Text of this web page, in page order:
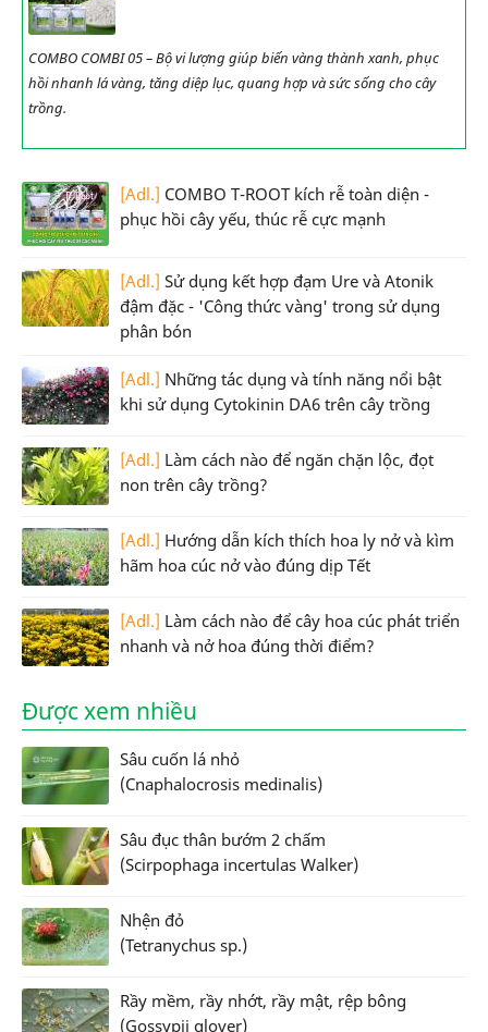
COMBO COMBI 05 – Bộ vi lượng giúp biến vàng thành xanh, phục
hồi nhanh lá vàng, tăng diệp lục, quang hợp và sức sống cho cây
trồng.
[Adl.] COMBO T-ROOT kích rễ toàn diện -
phục hồi cây yếu, thúc rễ cực mạnh
[Adl.] Sử dụng kết hợp đạm Ure và Atonik
đậm đặc - 'Công thức vàng' trong sử dụng
phân bón
[Adl.] Những tác dụng và tính năng nổi bật
khi sử dụng Cytokinin DA6 trên cây trồng
[Adl.] Làm cách nào để ngăn chặn lộc, đọt
non trên cây trồng?
[Adl.] Hướng dẫn kích thích hoa ly nở và kìm
hãm hoa cúc nở vào đúng dịp Tết
[Adl.] Làm cách nào để cây hoa cúc phát triển
nhanh và nở hoa đúng thời điểm?
Được xem nhiều
Sâu cuốn lá nhỏ
(Cnaphalocrosis medinalis)
Sâu đục thân bướm 2 chấm
(Scirpophaga incertulas Walker)
Nhện đỏ
(Tetranychus sp.)
Rầy mềm, rầy nhớt, rầy mật, rệp bông
(Gossypii glover)